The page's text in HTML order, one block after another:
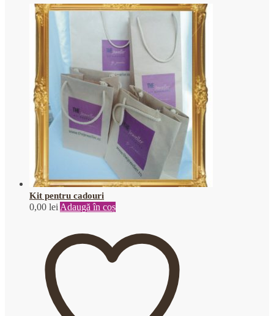
Kit pentru cadouri
0,00 lei Adaugă în coș